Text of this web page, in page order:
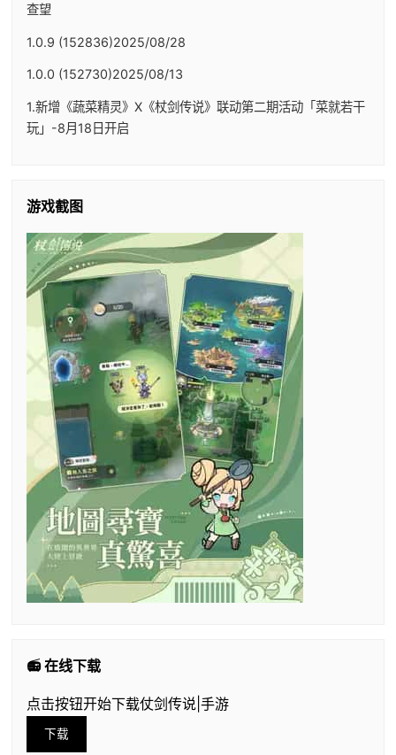
查望
1.0.9 (152836)2025/08/28
1.0.0 (152730)2025/08/13
1.新增《蔬菜精灵》X《杖剑传说》联动第二期活动「菜就若干
玩」-8月18日开启
游戏截图
📻 在线下载
点击按钮开始下载仗剑传说|手游
下载